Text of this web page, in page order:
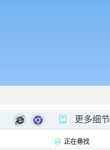
更多细节
正在尋找